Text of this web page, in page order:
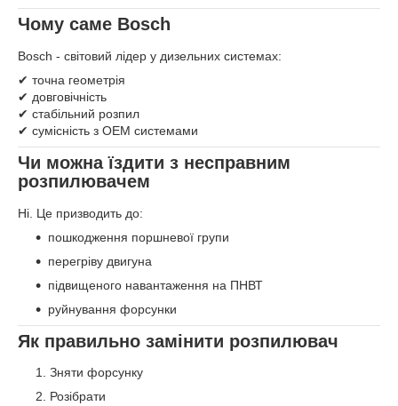
Чому саме Bosch
Bosch - світовий лідер у дизельних системах:
✔ точна геометрія
✔ довговічність
✔ стабільний розпил
✔ сумісність з OEM системами
Чи можна їздити з несправним
розпилювачем
Ні. Це призводить до:
пошкодження поршневої групи
перегріву двигуна
підвищеного навантаження на ПНВТ
руйнування форсунки
Як правильно замінити розпилювач
Зняти форсунку
Розібрати